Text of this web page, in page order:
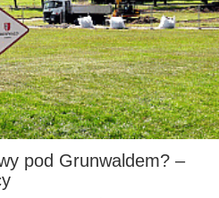
pod Grunwaldem? –